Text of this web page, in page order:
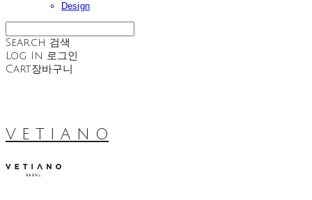
Design
Search 검색
Log In 로그인
Cart장바구니
V E T I A N O